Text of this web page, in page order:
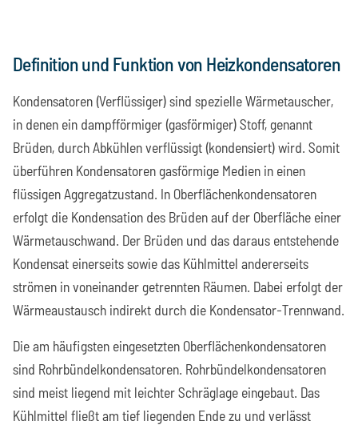
0
Definition und Funktion von Heizkondensatoren
Kondensatoren (Verflüssiger) sind spezielle Wärmetauscher,
in denen ein dampfförmiger (gasförmiger) Stoff, genannt
Brüden, durch Abkühlen verflüssigt (kondensiert) wird. Somit
überführen Kondensatoren gasförmige Medien in einen
flüssigen Aggregatzustand. In Oberflächenkondensatoren
erfolgt die Kondensation des Brüden auf der Oberfläche einer
Wärmetauschwand. Der Brüden und das daraus entstehende
Kondensat einerseits sowie das Kühlmittel andererseits
strömen in voneinander getrennten Räumen. Dabei erfolgt der
Wärmeaustausch indirekt durch die Kondensator-Trennwand.
Die am häufigsten eingesetzten Oberflächenkondensatoren
sind Rohrbündelkondensatoren. Rohrbündelkondensatoren
sind meist liegend mit leichter Schräglage eingebaut. Das
Kühlmittel fließt am tief liegenden Ende zu und verlässt